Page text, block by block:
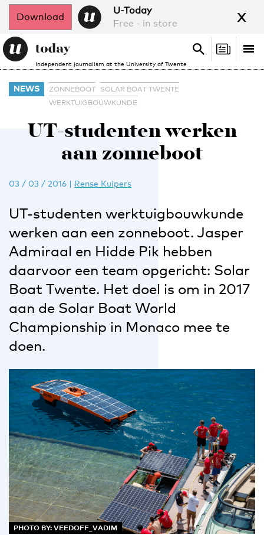
Download
U-Today
Free - in store
x
Independent journalism at the University of Twente
Search
Search
NEWS ZONNEBOOT
SOLAR BOAT TWENTE
WERKTUIGBOUWKUNDE
UT-studenten werken
aan zonneboot
03 / 03 / 2016 | Rense Kuipers
UT-studenten werktuigbouwkunde
werken aan een zonneboot. Jasper
Admiraal en Hidde Pik hebben
daarvoor een team opgericht: Solar
Boat Twente. Het doel is om in 2017
aan de Solar Boat World
Championship in Monaco mee te
doen.
PHOTO BY: VEEDOFF_VADIM